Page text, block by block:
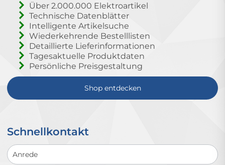
Über 2.000.000 Elektroartikel
Technische Datenblätter
Intelligente Artikelsuche
Wiederkehrende Bestelllisten
Detaillierte Lieferinformationen
Tagesaktuelle Produktdaten
Persönliche Preisgestaltung
Shop entdecken
Schnellkontakt
Schnellkontakt